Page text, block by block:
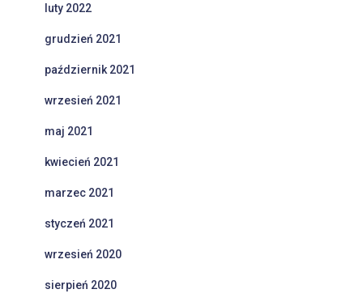
luty 2022
grudzień 2021
październik 2021
wrzesień 2021
maj 2021
kwiecień 2021
marzec 2021
styczeń 2021
wrzesień 2020
sierpień 2020